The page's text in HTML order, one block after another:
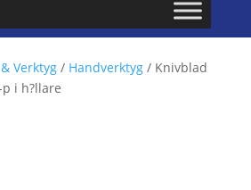
Verktyg/ Handverktyg/ Knivblad
i h?llare